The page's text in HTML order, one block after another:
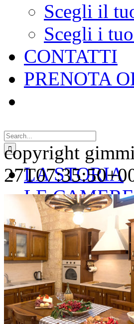
Scegli il
Scegli i
CONTATTI
PRENOTA
for:
LA STORIA
LE CAMERE
GOLD
GREEN
BLUE
RED
copyright